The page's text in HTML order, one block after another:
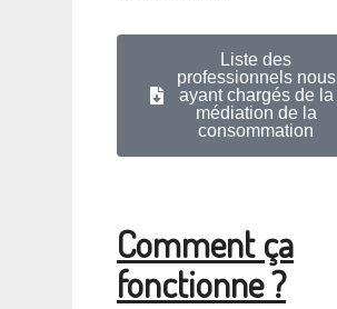
Liste des
professionnels nous
ayant chargés de la
médiation de la
consommation
Comment ça
fonctionne ?